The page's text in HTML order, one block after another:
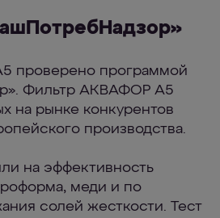
проверено программой
Фильтр АКВАФОР А5
на рынке конкурентов
производства.
на эффективность
меди и по
солей жесткости. Тест